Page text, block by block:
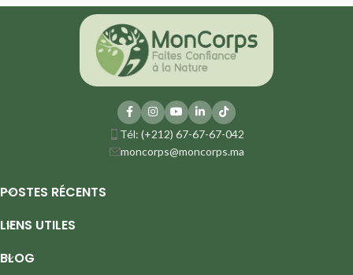
Tél: (+212) 67-67-67-042
moncorps@moncorps.ma
POSTES RÉCENTS
LIENS UTILES
BLOG